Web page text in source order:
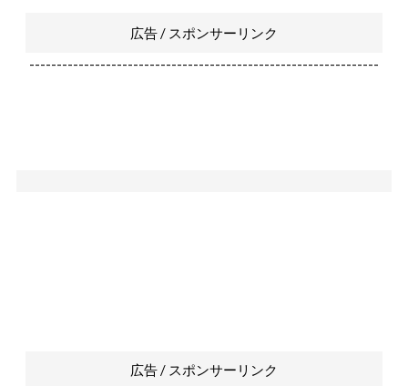
広告 / スポンサーリンク
----------------------------------------------------------------
広告 / スポンサーリンク